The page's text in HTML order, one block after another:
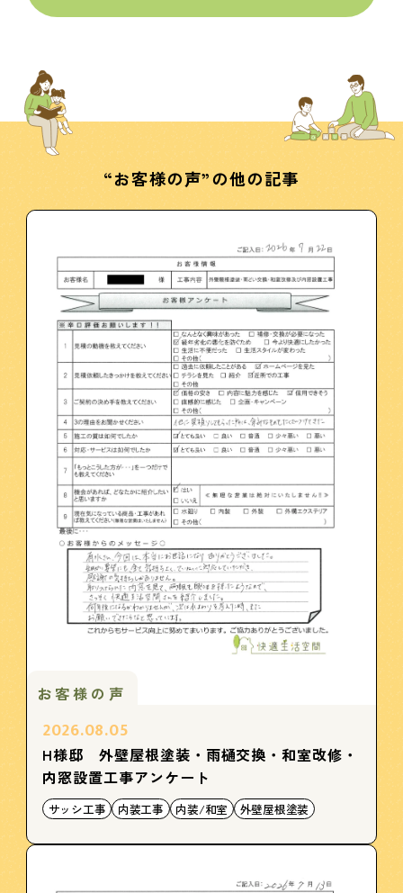
“お客様の声”の他の記事
お客様の声
2026.08.05
H様邸 外壁屋根塗装・雨樋交換・和室改修・
内窓設置工事アンケート
サッシ工事 内装工事 内装/和室 外壁屋根塗装